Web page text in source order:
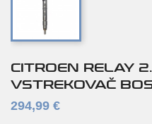
CITROEN RELAY
VSTREKOVAČ
294,99 €